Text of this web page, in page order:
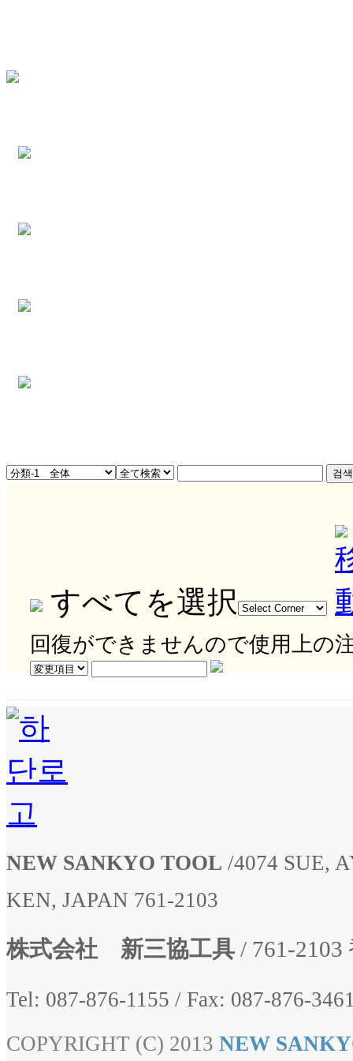
すべてを選択
回復ができませんので使用上の
NEW SANKYO TOOL /4074 SUE,
KEN, JAPAN 761-2103
株式会社 新三協工具 / 761-
Tel: 087-876-1155 / Fax: 087-876-
COPYRIGHT (C) 2013 NEW